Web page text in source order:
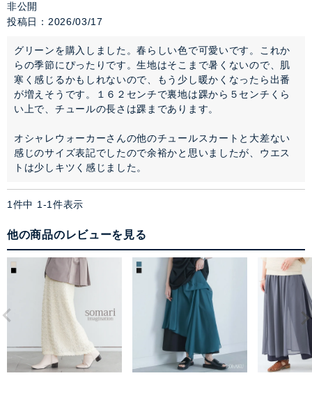
非公開
投稿日
2026/03/17
グリーンを購入しました。春らしい色で可愛いです。これか
らの季節にぴったりです。生地はそこまで暑くないので、肌
寒く感じるかもしれないので、もう少し暖かくなったら出番
が増えそうです。１６２センチで裏地は踝から５センチくら
い上で、チュールの長さは踝まであります。
オシャレウォーカーさんの他のチュールスカートと大差ない
感じのサイズ表記でしたので余裕かと思いましたが、ウエス
トは少しキツく感じました。
1件中 1-1件表示
他の商品のレビューを見る